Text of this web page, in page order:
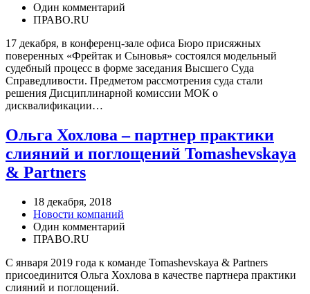
Один комментарий
ПРАВО.RU
17 декабря, в конференц-зале офиса Бюро присяжных
поверенных «Фрейтак и Сыновья» состоялся модельный
судебный процесс в форме заседания Высшего Суда
Справедливости. Предметом рассмотрения суда стали
решения Дисциплинарной комиссии МОК о
дисквалификации…
Ольга Хохлова – партнер практики
слияний и поглощений Tomashevskaya
& Partners
18 декабря, 2018
Новости компаний
Один комментарий
ПРАВО.RU
С января 2019 года к команде Tomashevskaya & Partners
присоединится Ольга Хохлова в качестве партнера практики
слияний и поглощений.